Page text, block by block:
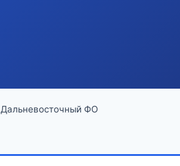
Дальневосточный ФО